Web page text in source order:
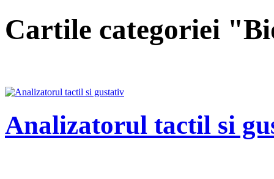
Cartile categoriei
Analizatorul tactil si